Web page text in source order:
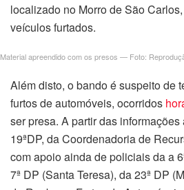
panel
Panel
panel
panel
localizado no Morro de São
veículos furtados.
Material apreendido com os presos — Foto:
Além disto, o bando é suspeito de
furtos de automóveis, ocorridos
ser presa. A partir das
19ªDP, da Coordenadoria de
com apoio ainda de policiais da a
7ª DP (Santa Teresa), da 23ª DP